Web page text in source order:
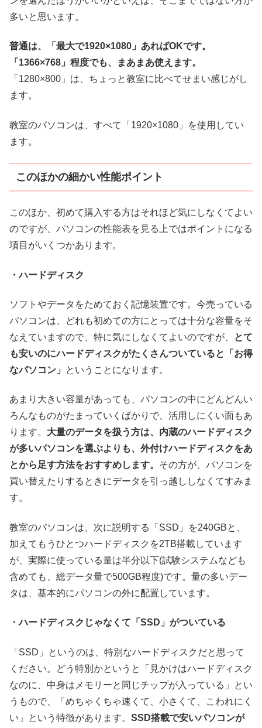
多いと思います。
普通は、「最大で1920×1080」あればOKです。
「1366×768」程度でも、まあまあ使えます。
「1280×800」は、ちょっと教室に比べてせまい感じがし
ます。
教室のパソコンは、すべて「1920×1080」を使用してい
ます。
このほかの細かい性能ポイント
このほか、初めて購入する方はそれほど気にしなくてよい
のですが、パソコンの性能表を見る上ではポイントになる
項目がいくつかあります。
・ハードディスク
ソフトやデータをためておく記憶装置です。今売っている
パソコンは、どれも初めての方にとっては十分な容量をそ
なえていますので、特に気にしなくてよいのですが、
とて
も安いのにハードディスクがたくさんついていると「お得
なパソコン」
ということになります。
あまり大きい容量があっても、パソコンの中にどんどんい
ろんなものがたまっていくばかりで、活用しにくい面もあ
ります。 大量のデータを扱う方は、内蔵のハードディスク
が多いパソコンを選ぶよりも、外付けハードディスクをあ
とから足す方法をおすすめします。 その方が、パソコンを
買い替えたりするときにデータを引っ越ししなくてすみま
す。
教室のパソコンは、次に説明する「SSD」を240GBと、
加えてもうひとつハードディスクを2TB搭載しています
が、実際に使っている量は半分以下(試験システムなども
含めても、総データ量で500GB程度)です。量の多いデー
タは、基本的にパソコンの外に配置しています。
・ハードディスクじゃなくて「SSD」がついている
「SSD」というのは、特別なハードディスクだと思って
ください。どう特別かというと「見かけはハードディスク
なのに、中身はメモリーと同じチップが入っている」とい
うもので、「めちゃくちゃ速くて、小さくて、こわれにく
い」という特徴があります。 SSD搭載で安いパソコンが